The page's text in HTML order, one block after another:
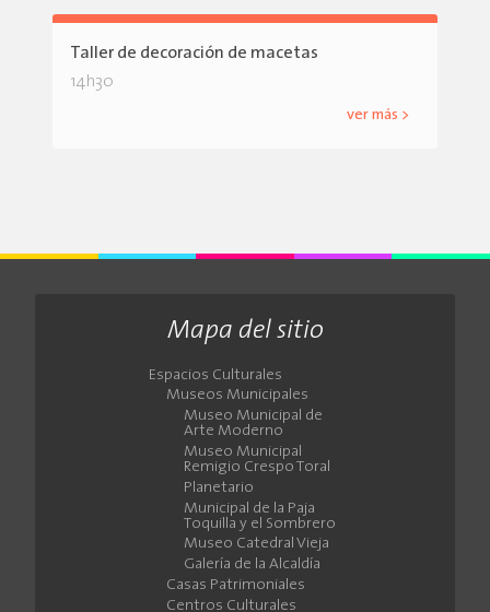
Taller de decoración de macetas
14h30
ver más >
Mapa del sitio
Espacios Culturales
Museos Municipales
Museo Municipal de
Arte Moderno
Museo Municipal
Remigio Crespo Toral
Planetario
Municipal de la Paja
Toquilla y el Sombrero
Museo Catedral Vieja
Galería de la Alcaldía
Casas Patrimoniales
Centros Culturales